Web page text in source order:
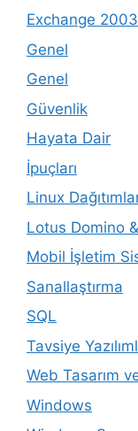
Exchange
Genel
Genel
Güvenlik
Hayata Dair
İpuçları
Linux
Lotus Domino
Mobil İşletim
Sanallaştırma
SQL
Tavsiye
Web Tasarım
Windows